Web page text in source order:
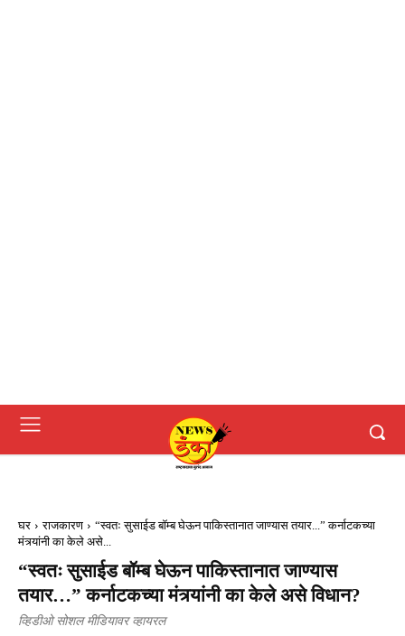
घर राजकारण
“स्वतः सुसाईड बॉम्ब घेऊन पाकिस्तानात जाण्यास तयार...” कर्नाटकच्या
मंत्र्यांनी का केले असे...
“स्वतः सुसाईड बॉम्ब घेऊन पाकिस्तानात जाण्यास
तयार…” कर्नाटकच्या मंत्र्यांनी का केले असे विधान?
व्हिडीओ सोशल मीडियावर व्हायरल